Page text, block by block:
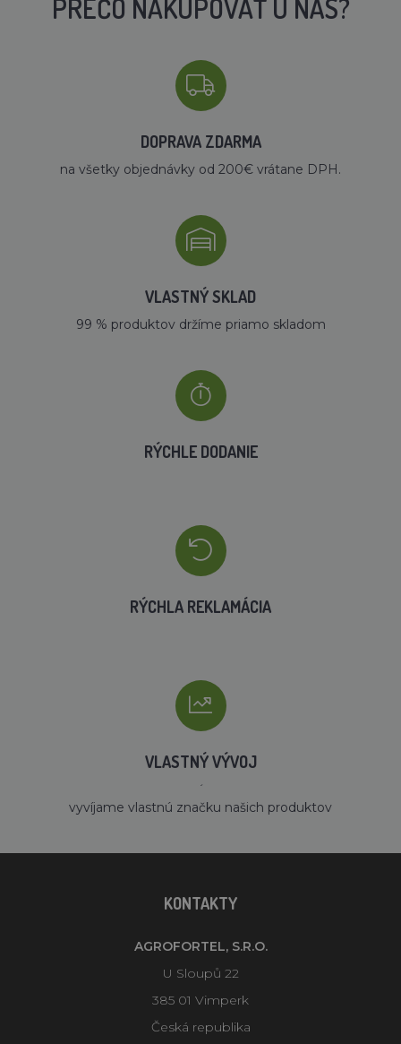
PREČO NAKUPOVAŤ U NÁS?
DOPRAVA ZDARMA
na všetky objednávky od 200€ vrátane DPH.
VLASTNÝ SKLAD
99 % produktov držíme priamo skladom
RÝCHLE DODANIE
RÝCHLA REKLAMÁCIA
VLASTNÝ VÝVOJ
´
vyvíjame vlastnú značku našich produktov
KONTAKTY
AGROFORTEL, S.R.O.
U Sloupů 22
385 01 Vimperk
Česká republika